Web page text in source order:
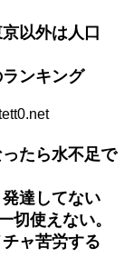
以外は人口
ンキング
たら水不足で
達してない
切使えない。
ャ苦労する